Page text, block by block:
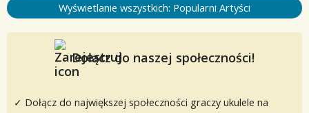
Wyświetlanie wszystkich: Popularni Artyści
Dołącz do naszej społeczności!
✓ Dołącz do największej społeczności graczy ukulele na